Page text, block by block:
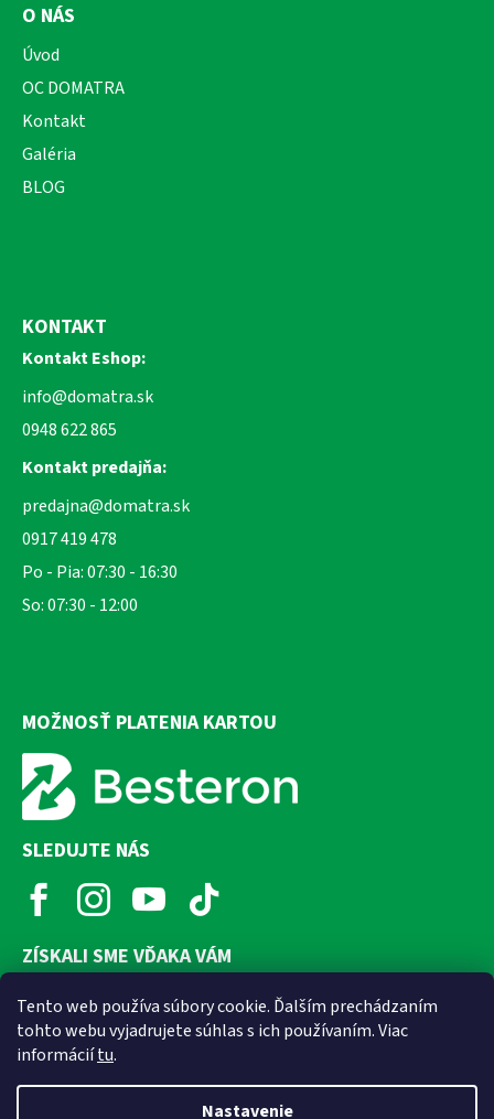
Tento web používa súbory cookie. Ďalším prechádzaním
tohto webu vyjadrujete súhlas s ich používaním. Viac
informáciítu.
Nastavenie
O NÁS
Úvod
OC DOMATRA
Kontakt
Galéria
BLOG
KONTAKT
Kontakt Eshop:
info@domatra.sk
0948 622 865
Kontakt predajňa:
predajna@domatra.sk
0917 419 478
Po - Pia: 07:30 - 16:30
So: 07:30 - 12:00
MOŽNOSŤ PLATENIA KARTOU
SLEDUJTE NÁS
ZÍSKALI SME VĎAKA VÁM